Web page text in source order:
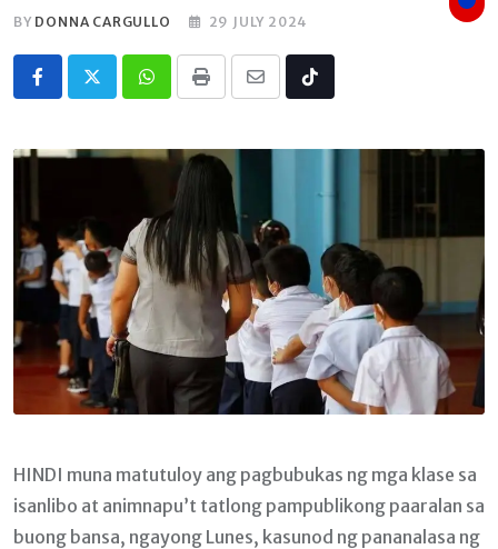
BY DONNA CARGULLO 29 JULY 2024
Whatsapp
Print
Share
Email
Tiktok
HINDI muna matutuloy ang pagbubukas ng mga klase sa
isanlibo at animnapu’t tatlong pampublikong paaralan sa
buong bansa, ngayong Lunes, kasunod ng pananalasa ng